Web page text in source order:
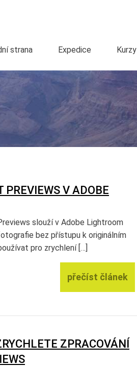
strana Expedice Kurzy
V ADOBE
slouží v Adobe Lightroom
bez přístupu k originálním
pro zrychlení […]
přečíst článek
ZPRACOVÁNÍ